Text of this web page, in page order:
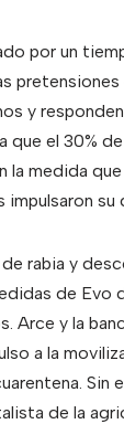
por un
y
que el 30%
la medida
impulsaron
rabia y
de Evo
Arce y la
a la
Sin
de la